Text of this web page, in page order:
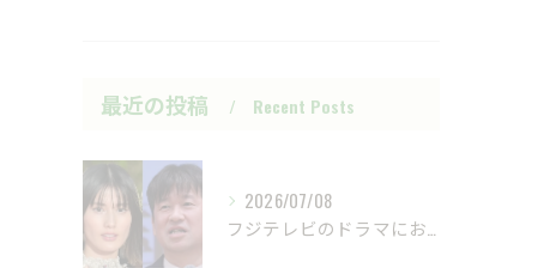
最近の投稿 Recent Posts
2026/07/08